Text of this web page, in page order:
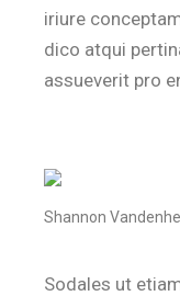
iriure
dico atqui
assueverit pro
Shannon
Sodales ut